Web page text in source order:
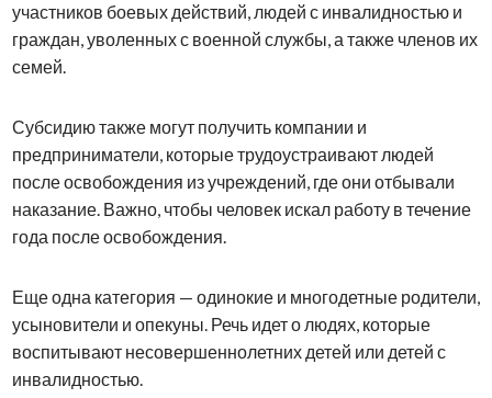
участников боевых действий, людей с инвалидностью и
граждан, уволенных с военной службы, а также членов их
семей.
Субсидию также могут получить компании и
предприниматели, которые трудоустраивают людей
после освобождения из учреждений, где они отбывали
наказание. Важно, чтобы человек искал работу в течение
года после освобождения.
Еще одна категория — одинокие и многодетные родители,
усыновители и опекуны. Речь идет о людях, которые
воспитывают несовершеннолетних детей или детей с
инвалидностью.